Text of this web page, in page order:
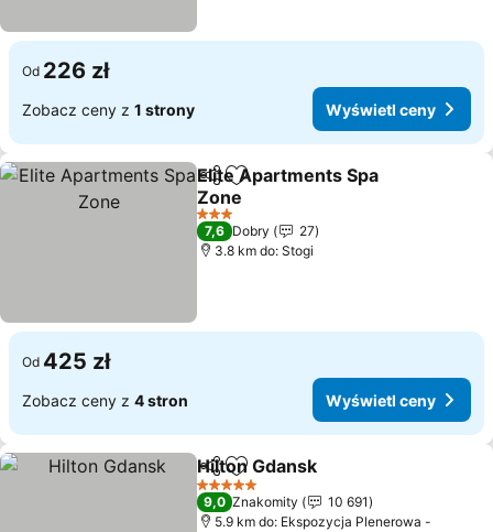
Od 226 zł
Zobacz ceny z 1 strony Wyświetl ceny
Udostępnij
Dodaj do ulubionych
Elite Apartments Spa
Zone
Wyświetl ceny
3 Kategoria
7,6 Dobry
27
3.8 km do: Stogi
Od 425 zł
Zobacz ceny z 4 stron Wyświetl ceny
Udostępnij
Dodaj do ulubionych
Hilton Gdansk
5 Kategoria
9,0 Znakomity
10 691
5.9 km do: Ekspozycja Plenerowa -